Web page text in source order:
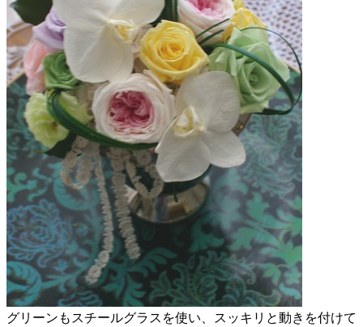
グリーンもスチールグラスを使い、スッキリと動きを付けて